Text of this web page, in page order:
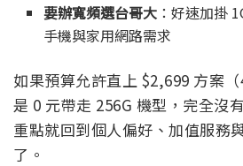
要辦寬頻選台哥大 ：好速加掛
手機與家用網路需求
如果預算允許直上 $2,699 方案
是 0 元帶走 256G 機型，完全沒
重點就回到個人偏好、加值服務
了。